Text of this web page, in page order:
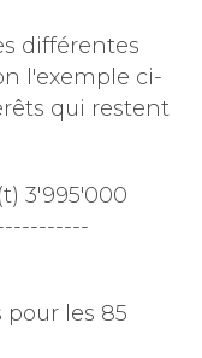
différentes
l'exemple ci-
qui restent
3'995'000
pour les 85